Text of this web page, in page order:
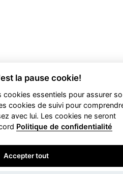
la pause cookie!
cookies essentiels pour assurer
cookies de suivi pour
avec lui. Les cookies ne seront
Politique de confidentialité
Accepter tout